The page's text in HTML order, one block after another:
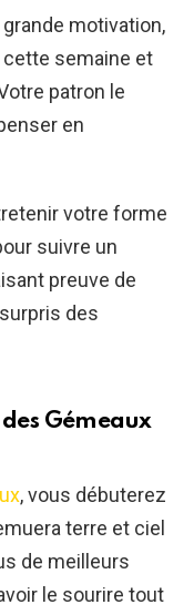
grande motivation,
cette semaine et
patron le
en
votre forme
suivre un
preuve de
des
Gémeaux
, vous débuterez
terre et ciel
de meilleurs
le sourire tout